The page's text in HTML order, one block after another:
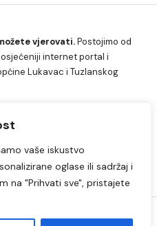
vaše iskustvo
oglase ili sadržaj i
na "Prihvati sve", pristajete
vjerovati.Postojimo od
internet portal i
Lukavac i Tuzlanskog
Sport
vrijeme